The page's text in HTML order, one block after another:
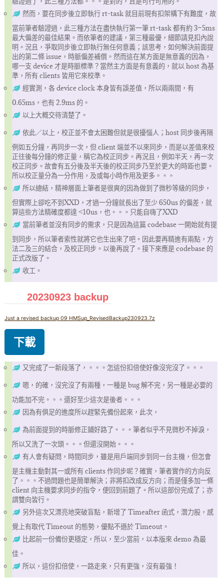
然而，要在同步後立即執行 rt-task 就目前現有扣架構下有難度，故
當前筆者驗證過，此三種方法在盡快執行第一筆 rt-task 都有約 3~5ms
最大偏差的最佳結果。而依筆者的建議，第三種最優，細節請見扣內說
明。況且，爭取同步後立即執行無任何意義；該思考，如何解決前面提
出的第二條 issue，時脈偏差補償。然而這在某方面是無意義的因為，
哪一支 device 才是時脈標準？當然主方面是有意義的，就以 host 為基
準，所有 clients 皆用它來校準。
經實測，各 device clock 本身皆有誤差值，所以兩兩間，有
0.65ms，也有 2.9ms 的。
以上大概交待清楚了。
依此／以上，校正並不會太困難但就是很擾惱人；host 同步後再隔
例如五分鐘，再同步一次，但 client 端並不以來同步，而是以差值來校
正往後每分鐘的修正量，稱它為校正同步。再況且，例如半天，再一次
校正同步。故會有五分後及半天後的校正同步乃至於更大的時距也要。
所以校正量分為一分作用，及或每小時作用及更多。。。
所以總結，精神層面上筆者是很爽的因為做到了微秒等級的同步，
但實際上卻吃不到XXD，才過一分鐘就長出了至少 650us 的偏差，就
算這些方法精確度都達 <10us，也。。。只能自嗨了XXD
當前筆者並沒有同步的需求，只是因為這篇 codebase 一開始就有提
到同步，所以筆者索性就將它也生出來了吧。因此要再精進有兩點，方
法二及三的結合，及校正同步。以後再說了。接下來應是 codebase 的
正式改版了。
收工。
20230923 backup
Just a revised backup 09 HMSup_RevisedBackup230923.7z
下載
又完成了一新段落了，。。。怎這份扣倍使好像沒完沒了。。。
嗯，的確，沒完沒了有兩種，一種是 bug 解不完，另一種是必要的
功能加不完。。。還好至少這次是後者。。。
因為有俱足的進度所以趕緊先備份起來，此次，
為前面提到的時脈修正鋪好路了。。。筆者似乎不見微秒不掉淚，
所以又洗了一次頭。。。但還沒開始。。。
有人會有疑問，時間同步，雖是用戶端同步到同一台主機，但怎會
是主機主動對其一或所有 clients 作同步呢？確實，筆者實作的方向反
了。。。不過問題也是簡單解決；非將扣改成反方向；而是僅多加一條
client 向主機要求同步的指令，便回到前題了。所以這部份完成了；亦
謂雙向皆行。
另外這次又漂亮地突破盲點，新增了 Timeafter 函式，潛力股，感
覺上有取代 Timeout 的態勢，優點不遜於 Timeout。
比起前一份備份更穩定，所以，至少當前，以本版來 demo 為最
佳。
所以，這份扣倍使，一路走來，只有更強，沒有最強！